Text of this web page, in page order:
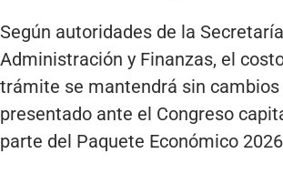
Según autoridades de la
Administración y Finanzas, el
trámite se mantendrá sin cambios
presentado ante el Congreso
parte del Paquete Económico